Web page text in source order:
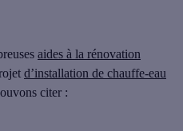
aides à la rénovation
d’installation de chauffe-eau
citer :